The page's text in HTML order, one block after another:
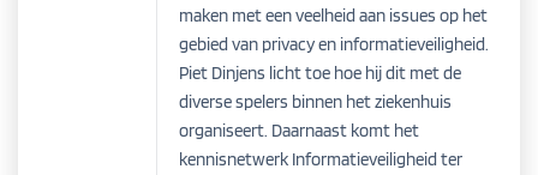
maken met een veelheid aan issues op het
gebied van privacy en informatieveiligheid.
Piet Dinjens licht toe hoe hij dit met de
diverse spelers binnen het ziekenhuis
organiseert. Daarnaast komt het
kennisnetwerk Informatieveiligheid ter